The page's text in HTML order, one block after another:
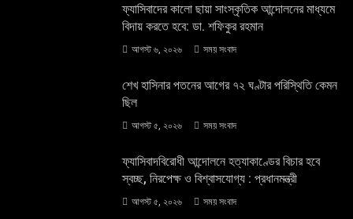
শেখ হাসিনার পতনের আগের ৭২ ঘণ্টার পরিস্থিতি কেমন
ফ্যাসিবাদের কালো ছায়া সাংস্কৃতিক আন্দােলনের মাধ্যমে
বিদায় করতে হবে: ডা. শফিকুর রহমান
আগস্ট ৬, ২০২৬ সময় সংবাদ
শেখ হাসিনার পতনের আগের ৭২ ঘণ্টার পরিস্থিতি কেমন
ছিল
আগস্ট ৫, ২০২৬ সময় সংবাদ
ফ্যাসিবাদবিরোধী আন্দোলনে হত্যাকাণ্ডের বিচার হবে
স্বচ্ছ, নিরপেক্ষ ও বিশ্বাসযোগ্য : প্রধানমন্ত্রী
আগস্ট ৫, ২০২৬ সময় সংবাদ